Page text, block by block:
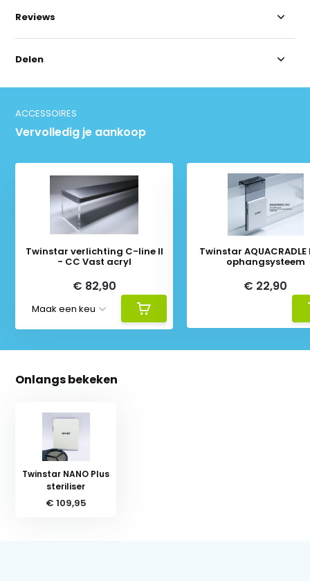
Reviews
Delen
ACCESSOIRES
Vervolledig je aankoop
Twinstar verlichting C-line II
- CC Vast acryl
€ 82,90
Twinstar AQUACRADLE
ophangsysteem
€ 22,90
Onlangs bekeken
Twinstar NANO Plus
steriliser
€ 109,95